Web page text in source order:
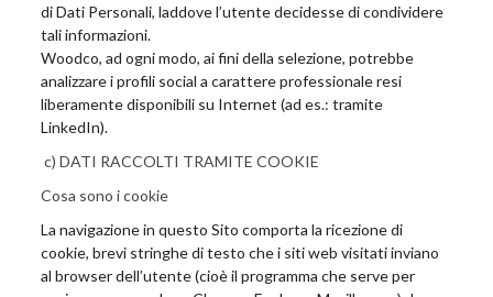
di Dati Personali, laddove l’utente decidesse di condividere
tali informazioni.
Woodco, ad ogni modo, ai fini della selezione, potrebbe
analizzare i profili social a carattere professionale resi
liberamente disponibili su Internet (ad es.: tramite
LinkedIn).
c) DATI RACCOLTI TRAMITE COOKIE
Cosa sono i cookie
La navigazione in questo Sito comporta la ricezione di
cookie, brevi stringhe di testo che i siti web visitati inviano
al browser dell’utente (cioè il programma che serve per